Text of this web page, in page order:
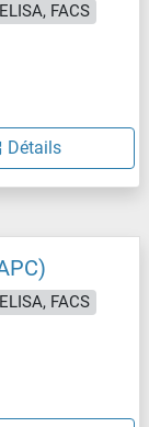
FACS
Détails
FACS